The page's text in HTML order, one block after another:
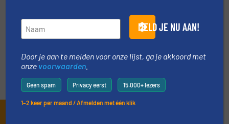
VIDEO'S
MELD JE NU AAN!
Door je aan te melden voor onze lijst, ga je akkoord met
onze voorwaarden
Geen spam Privacy eerst 15.000+ lezers
1–2 keer per maand / Afmelden met één klik